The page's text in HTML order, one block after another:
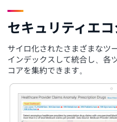
セキュリティエ
サイロ化されたさまざまなツ
インデックスして統合し、各
コアを集約できます。